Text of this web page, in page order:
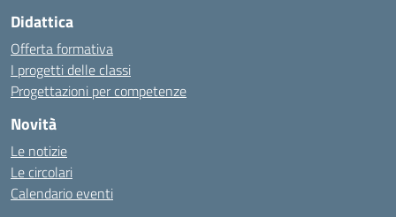
Didattica
Offerta formativa
I progetti delle classi
Progettazioni per competenze
Novità
Le notizie
Le circolari
Calendario eventi